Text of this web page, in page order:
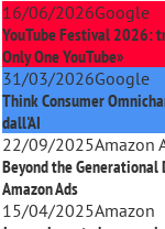
16/06/2026Google
YouTube Festival 2026:
Only One YouTube»
31/03/2026Google
Think Consumer
dall'AI
22/09/2025Amazon
Beyond the
Amazon Ads
15/04/2025Amazon